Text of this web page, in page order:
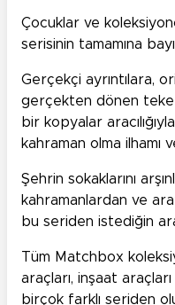
Çocuklar ve
serisinin tamamına
Gerçekçi ayrıntılara,
gerçekten dönen
bir kopyalar
kahraman olma ilhamı
Şehrin sokaklarını
kahramanlardan ve
bu seriden istediğin
Tüm Matchbox
araçları, inşaat
birçok farklı seriden